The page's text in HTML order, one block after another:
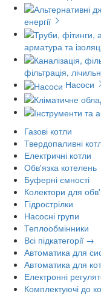
енергії
арматура та
фільтрація,
Насоси
Газові котли
Твердопаливні
Електричні котли
Обв'язка котелень
Буферні ємності
Колектори для
Гідрострілки
Насосні групи
Теплообмінники
Всі підкатегорії →
Автоматика для
Автоматика для
Електронні
Комплектуючі до